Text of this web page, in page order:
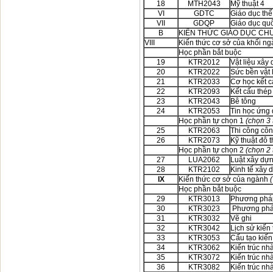
18 MTH2043
Mỹ thuật 4
VI
GDTC
Giáo dục
VII
GDQP
Giáo dục
B
KIẾN THỨC GIÁO DỤC
VIII
Kiến thức cơ sở của khối
Học phần bắt buộc
19
KTR2012
Vật liệu xây
20
KTR2022
Sức bền vật
21
KTR2033
Cơ học kết
22
KTR2093
Kết cấu thép
23
KTR2043
Bê tông
24
KTR2053
Tin học ứng
Học phần tự chọn 1 (chọn 3
25
KTR2063
Thi công
26
KTR2073
Kỹ thuật đô
Học phần tự chọn 2 (chọn 2
27
LUA2062
Luật xây
28
KTR2102
Kinh tế xây
IX
Kiến thức cơ sở của ngành
Học phần bắt buộc
29
KTR3013
Phương
30
KTR3023
Phương
31
KTR3032
Vẽ ghi
32
KTR3042
Lịch sử kiến
33
KTR3053
Cấu tạo
34
KTR3062
Kiến trúc
35
KTR3072
Kiến trúc
36
KTR3082
Kiến trúc